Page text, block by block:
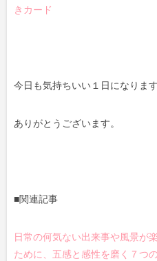
きカード
今日も気持ちいい１日になりま
ありがとうございます。
■関連記事
日常の何気ない出来事や風景が
ために、五感と感性を磨く７つ